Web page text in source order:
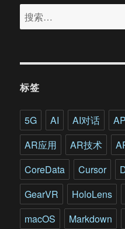
身
级
出
手
了!
搜
索：
标签
5G AI AI对话
AR应用
AR技术
CoreData
Cursor
GearVR
HoloLens
macOS
Markdown